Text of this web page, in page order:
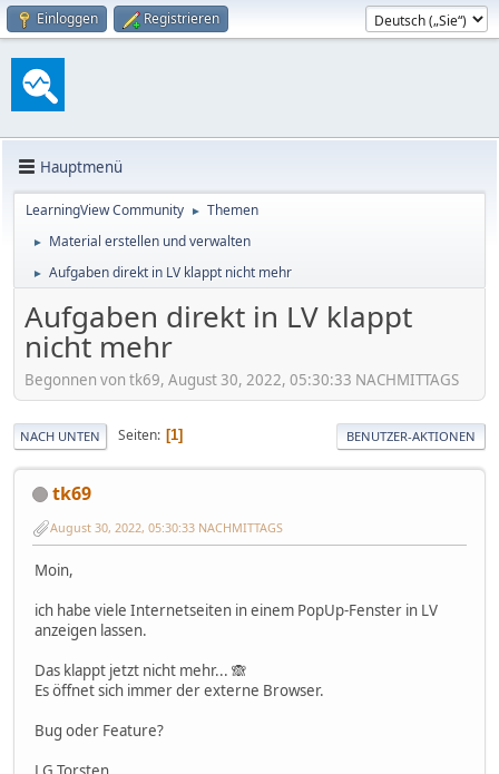
Einloggen Registrieren
Hauptmenü
LearningView Community ► Themen
► Material erstellen und verwalten
► Aufgaben direkt in LV klappt nicht mehr
Aufgaben direkt in LV klappt
nicht mehr
Begonnen von tk69, August 30, 2022, 05:30:33 NACHMITTAGS
NACH UNTEN Seiten 1 BENUTZER-AKTIONEN
tk69
August 30, 2022, 05:30:33 NACHMITTAGS
Moin,
ich habe viele Internetseiten in einem PopUp-Fenster in LV
anzeigen lassen.
Das klappt jetzt nicht mehr... 🙈
Es öffnet sich immer der externe Browser.
Bug oder Feature?